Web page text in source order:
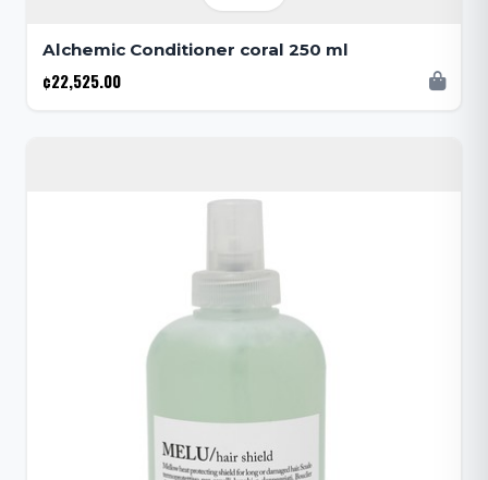
Alchemic Conditioner coral 250 ml
¢22,525.00